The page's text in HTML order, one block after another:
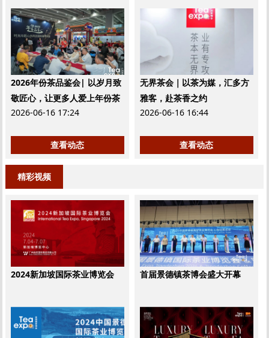
2026年份茶品鉴会| 以岁月致
敬匠心，让更多人爱上年份茶
2026-06-16 17:24
查看动态
无界茶会｜以茶为媒，汇多方
雅客，赴茶香之约
2026-06-16 16:44
查看动态
精彩视频
2024新加坡国际茶业博览会 首届景德镇茶博会盛大开幕